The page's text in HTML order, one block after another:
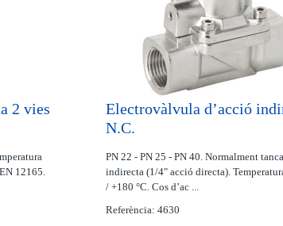
2 vies
12165.
Electrovàlvula d’acció
N.C.
PN 22 - PN 25 - PN 40. Normalment
indirecta (1/4" acció directa).
/ +180 °C. Cos d’ac ...
Referència: 4630